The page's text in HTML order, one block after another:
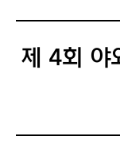
제 4회 야